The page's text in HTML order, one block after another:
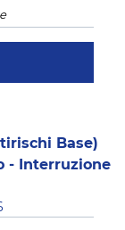
Base)
- Interruzione